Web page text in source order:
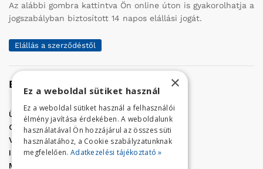
Az alábbi gombra kattintva Ön online úton is gyakorolhatja a
jogszabályban biztosított 14 napos elállási jogát.
Elállás a szerződéstől
Elérhetőség
Üzletünk címe:
Szolnok, Vércse út 17.
Golf Center Áruház:06 (56) 423-324
VÁR-Kert Áruház: 06 (56) 429-771
Iroda:06 (56) 421-857
Megrendelés, termék információ:
×
Ez a weboldal sütiket használ
Ez a weboldal sütiket használ a felhasználói
élmény javítása érdekében. A weboldalunk
használatával Ön hozzájárul az összes süti
használatához, a Cookie szabályzatunknak
megfelelően. Adatkezelési tájékoztató »